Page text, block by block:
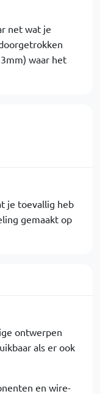
net wat je
waar het
je toevallig heb
gemaakt op
ontwerpen
als er ook
en wire-